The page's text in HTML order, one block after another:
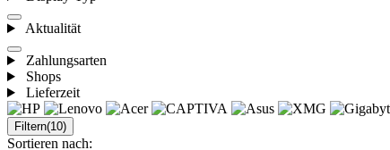
Aktualität
Zahlungsarten
Shops
Lieferzeit
Filtern(10)
Sortieren nach: